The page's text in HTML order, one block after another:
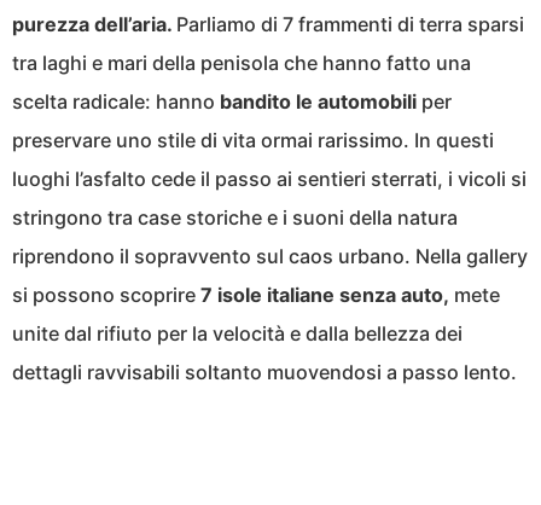
purezza dell’aria. Parliamo di 7 frammenti di terra sparsi
tra laghi e mari della penisola che hanno fatto una
scelta radicale: hanno bandito le automobili per
preservare uno stile di vita ormai rarissimo. In questi
luoghi l’asfalto cede il passo ai sentieri sterrati, i vicoli si
stringono tra case storiche e i suoni della natura
riprendono il sopravvento sul caos urbano. Nella gallery
si possono scoprire 7 isole italiane senza auto, mete
unite dal rifiuto per la velocità e dalla bellezza dei
dettagli ravvisabili soltanto muovendosi a passo lento.